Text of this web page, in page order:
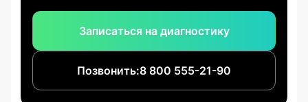
Записаться на диагностику
Позвонить:8 800 555-21-90